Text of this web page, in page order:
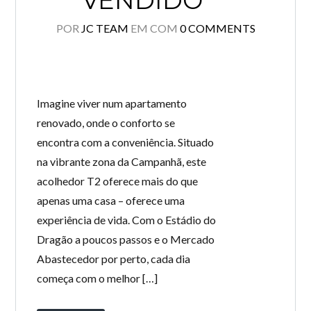
POR JC TEAM EM COM 0 COMMENTS
Imagine viver num apartamento
renovado, onde o conforto se
encontra com a conveniência. Situado
na vibrante zona da Campanhã, este
acolhedor T2 oferece mais do que
apenas uma casa – oferece uma
experiência de vida. Com o Estádio do
Dragão a poucos passos e o Mercado
Abastecedor por perto, cada dia
começa com o melhor […]